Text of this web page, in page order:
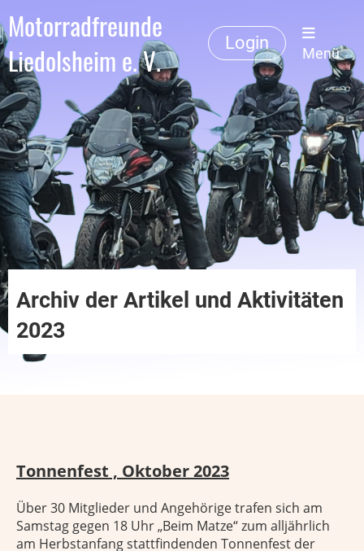
Motorradfreunde
Liedolsheim e. V.
Login
Menü
Archiv der Artikel und Aktivitäten
2023
Tonnenfest , Oktober 2023
Über 30 Mitglieder und Angehörige trafen sich am
Samstag gegen 18 Uhr „Beim Matze“ zum alljährlich
am Herbstanfang stattfindenden Tonnenfest der